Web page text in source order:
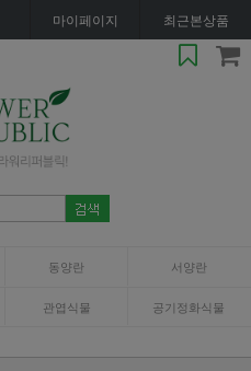
마이페이지 최근본상품
동양란 서양란
관엽식물 공기정화식물